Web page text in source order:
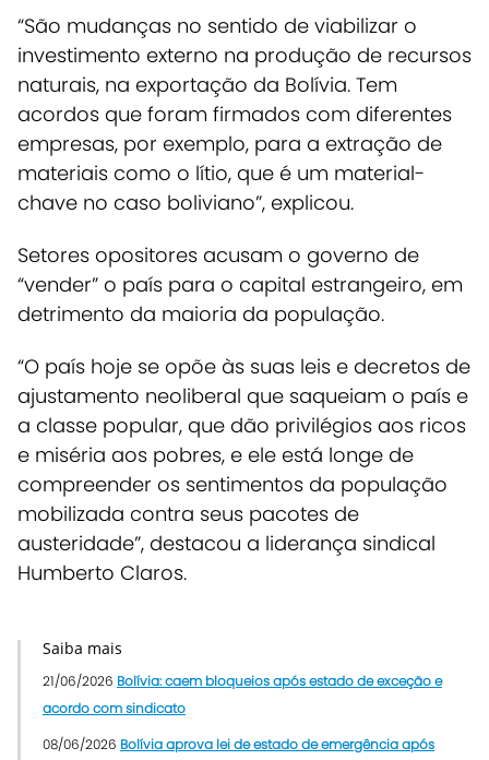
“São mudanças no sentido de viabilizar o
investimento externo na produção de recursos
naturais, na exportação da Bolívia. Tem
acordos que foram firmados com diferentes
empresas, por exemplo, para a extração de
materiais como o lítio, que é um material-
chave no caso boliviano”, explicou.
Setores opositores acusam o governo de
“vender” o país para o capital estrangeiro, em
detrimento da maioria da população.
“O país hoje se opõe às suas leis e decretos de
ajustamento neoliberal que saqueiam o país e
a classe popular, que dão privilégios aos ricos
e miséria aos pobres, e ele está longe de
compreender os sentimentos da população
mobilizada contra seus pacotes de
austeridade”, destacou a liderança sindical
Humberto Claros.
Saiba mais
21/06/2026 Bolívia: caem bloqueios após estado de exceção e
acordo com sindicato
08/06/2026 Bolívia aprova lei de estado de emergência após